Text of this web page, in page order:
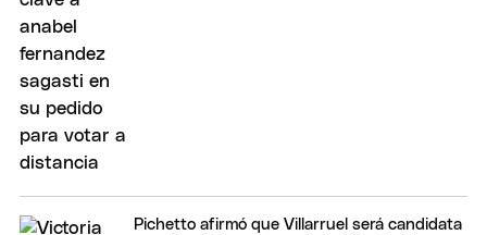
Pichetto afirmó que Villarruel será candidata